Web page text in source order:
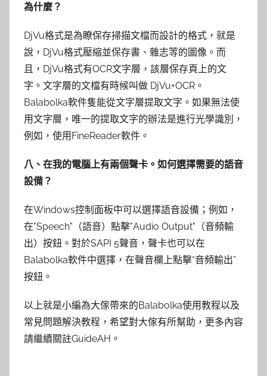
為什麼？
DjVu格式是為瞭保存掃描文檔而設計的格式，就是
說，DjVu格式壓縮並保存書、雜志等的圖像。而
且，DjVu格式有OCR文字層，該層保存頁上的文
字。文字層的文檔有時候叫做 DjVu+OCR。
Balabolka軟件隻能從文字層提取文字。如果無法使
用文字層，唯一的提取文字的辦法是進行光學識別，
例如，使用FineReader軟件。
八、在我的電腦上有兩個聲卡。如何選擇需要的語音
設備？
在Windows控制面板中可以選擇語音設備；例如，
在"Speech"（語音）點擊"Audio Output"（音頻輸
出）按鈕。對於SAPI 5聲音，聲卡也可以在
Balabolka軟件中選擇，在聲音欄上點擊“音頻輸出”
按鈕。
以上就是小編為大傢帶來的Balabolka使用教程以及
常見問題解決教程，希望對大傢有所幫助，更多內容
請繼續關註GuideAH。